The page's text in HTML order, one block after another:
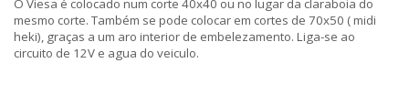
O Viesa é colocado num corte 40x40 ou no lugar da claraboia do
mesmo corte. Também se pode colocar em cortes de 70x50 ( midi
heki), graças a um aro interior de embelezamento. Liga-se ao
circuito de 12V e agua do veiculo.